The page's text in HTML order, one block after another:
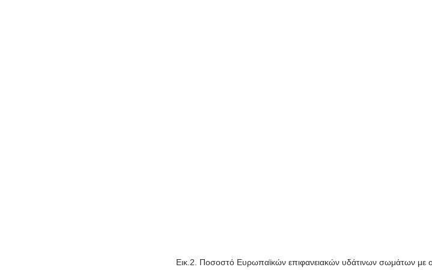
Εικ.2. Ποσοστό Ευρωπαϊκών επιφανειακών υδάτινων σωμάτων με